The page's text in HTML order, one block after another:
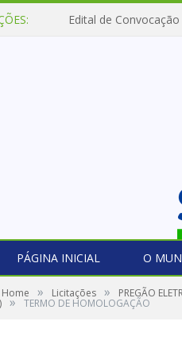
Edital de
PÁGINA INICIAL O
Home » Licitações » PREGÃO
» TERMO DE HOMOLOGAÇÃO